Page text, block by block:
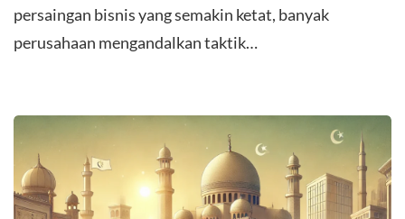
persaingan bisnis yang semakin ketat, banyak
perusahaan mengandalkan taktik…